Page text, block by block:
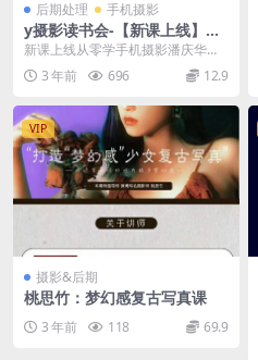
后期处理 手机摄影
y摄影读书会-【新课上线】从
零学手机摄影潘庆华老师主讲
新课上线从零学手机摄影潘庆华老
师主讲
3 年前 696 12.9
VIP
摄影&后期
​桃思竹：梦幻感复古写真课
3 年前 118 69.9